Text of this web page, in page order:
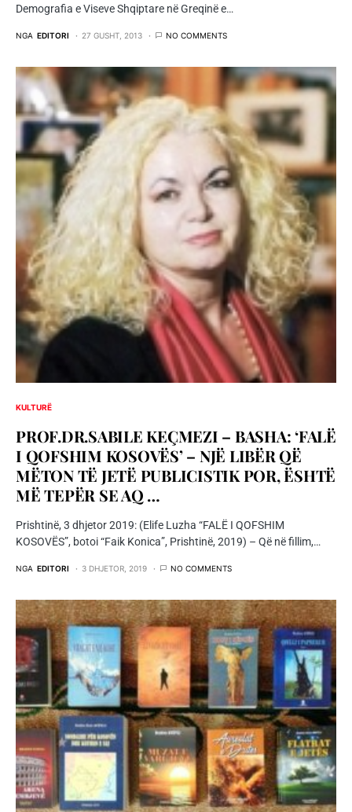
Demografia e Viseve Shqiptare në Greqinë e…
NGA EDITORI 27 GUSHT, 2013 NO COMMENTS
KULTURË
PROF.DR.SABILE KEÇMEZI – BASHA: ‘FALË
I QOFSHIM KOSOVËS’ – NJË LIBËR QË
MËTON TË JETË PUBLICISTIK POR, ËSHTË
MË TEPËR SE AQ …
Prishtinë, 3 dhjetor 2019: (Elife Luzha “FALË I QOFSHIM
KOSOVËS”, botoi “Faik Konica”, Prishtinë, 2019) – Që në fillim,…
NGA EDITORI 3 DHJETOR, 2019 NO COMMENTS